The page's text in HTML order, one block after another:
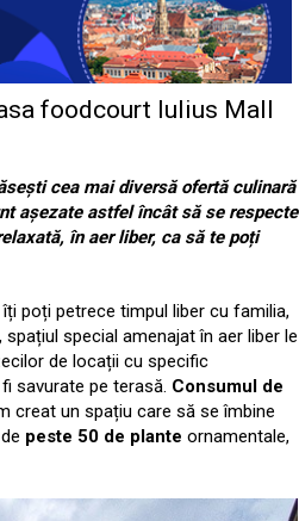
foodcourt Iulius Mall
cea mai diversă ofertă culinară
așezate astfel încât să se respecte
în aer liber, ca să te poți
poți petrece timpul liber cu familia,
, spațiul special amenajat în aer liber le
de locații cu specific
savurate pe terasă. Consumul de
creat un spațiu care să se îmbine
peste 50 de plante ornamentale,